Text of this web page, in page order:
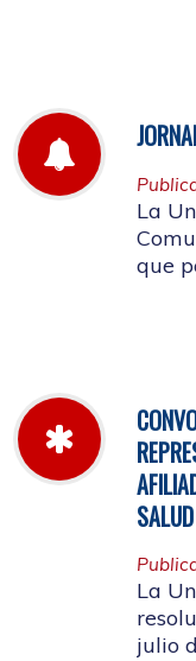
La
que
SALUD
La
julio